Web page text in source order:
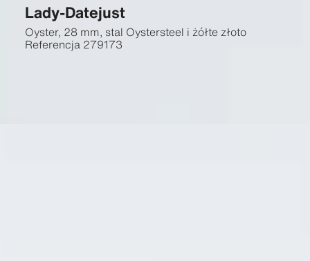
Lady-Datejust
Oyster, 28 mm, stal Oystersteel i żółte złoto
Referencja 279173